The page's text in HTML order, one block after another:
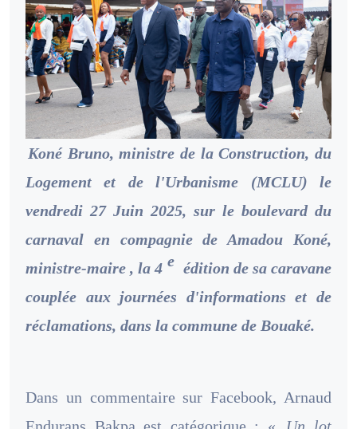
Koné Bruno, ministre de la Construction, du
Logement et de l'Urbanisme (MCLU) le
vendredi 27 Juin 2025, sur le boulevard du
carnaval en compagnie de Amadou Koné,
ministre-maire , la 4 e édition de sa caravane
couplée aux journées d'informations et de
réclamations, dans la commune de Bouaké.
Dans un commentaire sur Facebook, Arnaud